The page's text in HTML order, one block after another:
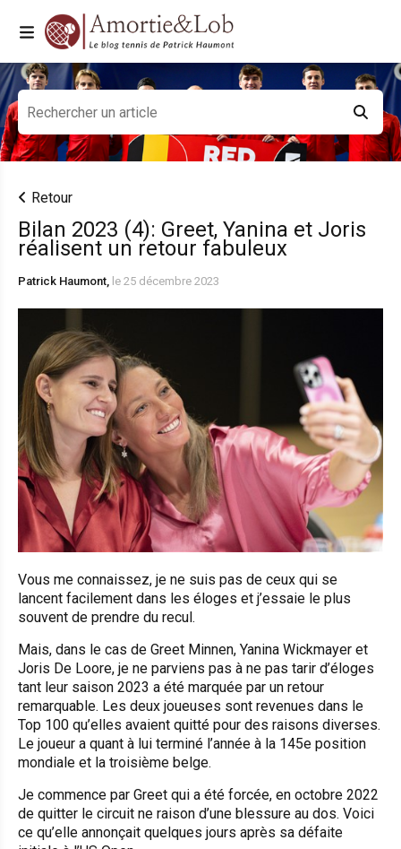
Retour
Bilan 2023 (4): Greet, Yanina et Joris
réalisent un retour fabuleux
Patrick Haumont, le 25 décembre 2023
Vous me connaissez, je ne suis pas de ceux qui se
lancent facilement dans les éloges et j’essaie le plus
souvent de prendre du recul.
Mais, dans le cas de Greet Minnen, Yanina Wickmayer et
Joris De Loore, je ne parviens pas à ne pas tarir d’éloges
tant leur saison 2023 a été marquée par un retour
remarquable. Les deux joueuses sont revenues dans le
Top 100 qu’elles avaient quitté pour des raisons diverses.
Le joueur a quant à lui terminé l’année à la 145e position
mondiale et la troisième belge.
Je commence par Greet qui a été forcée, en octobre 2022
de quitter le circuit ne raison d’une blessure au dos. Voici
ce qu’elle annonçait quelques jours après sa défaite